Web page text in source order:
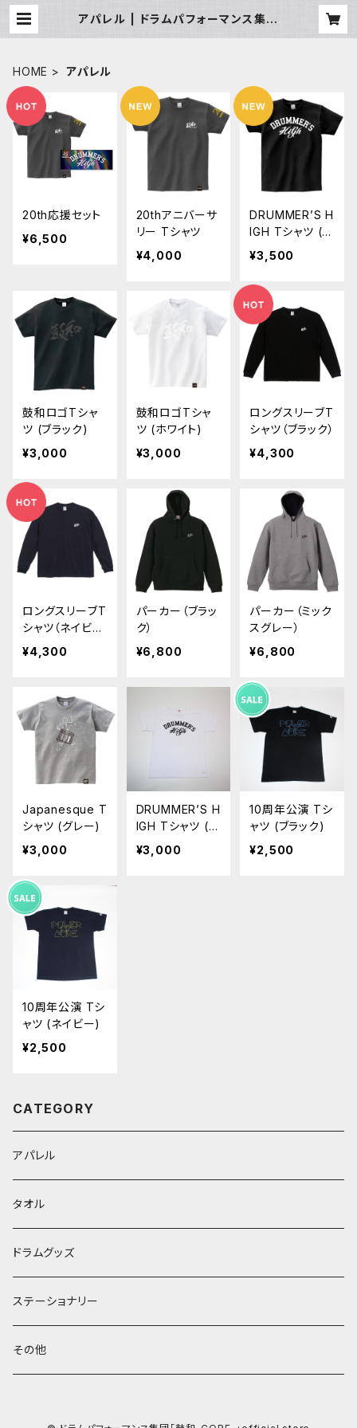
アパレル | ドラムパフォーマンス集団
HOME アパレル
20th応援セット
¥6,500
20thアニバーサ
リー Tシャツ
¥4,000
DRUMMER’S H
IGH Tシャツ (ブ
ラック) 20thロ
ゴ入り
¥3,500
鼓和ロゴTシャ
ツ (ブラック)
¥3,000
鼓和ロゴTシャ
ツ (ホワイト)
¥3,000
ロングスリーブT
シャツ（ブラック）
¥4,300
ロングスリーブT
シャツ（ネイビ
ー）
¥4,300
パーカー（ブラッ
ク）
¥6,800
パーカー（ミック
スグレー）
¥6,800
Japanesque T
シャツ (グレー)
¥3,000
DRUMMER’S H
IGH Tシャツ (ホ
ワイト)
¥3,000
10周年公演 Tシ
ャツ (ブラック)
¥2,500
10周年公演 Tシ
ャツ (ネイビー)
¥2,500
CATEGORY
アパレル
タオル
ドラムグッズ
ステーショナリー
その他